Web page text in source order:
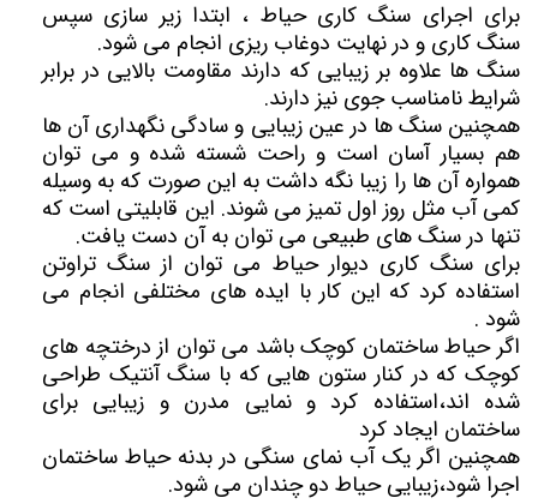
برای اجرای سنگ کاری حیاط ، ابتدا زیر سازی سپس
سنگ کاری و در نهایت دوغاب ریزی انجام می شود.
سنگ ها علاوه بر زیبایی که دارند مقاومت بالایی در برابر
شرایط نامناسب جوی نیز دارند.
همچنین سنگ ها در عین زیبایی و سادگی نگهداری آن ها
هم بسیار آسان است و راحت شسته شده و می توان
همواره آن ها را زیبا نگه داشت به این صورت که به وسیله
کمی آب مثل روز اول تمیز می شوند. این قابلیتی است که
تنها در سنگ های طبیعی می توان به آن دست یافت.
برای سنگ کاری دیوار حیاط می توان از سنگ تراوتن
استفاده کرد که این کار با ایده های مختلفی انجام می
شود .
اگر حیاط ساختمان کوچک باشد می توان از درختچه های
کوچک که در کنار ستون هایی که با سنگ آنتیک طراحی
شده اند،استفاده کرد و نمایی مدرن و زیبایی برای
ساختمان ایجاد کرد
همچنین اگر یک آب نمای سنگی در بدنه حیاط ساختمان
اجرا شود،زیبایی حیاط دو چندان می شود.